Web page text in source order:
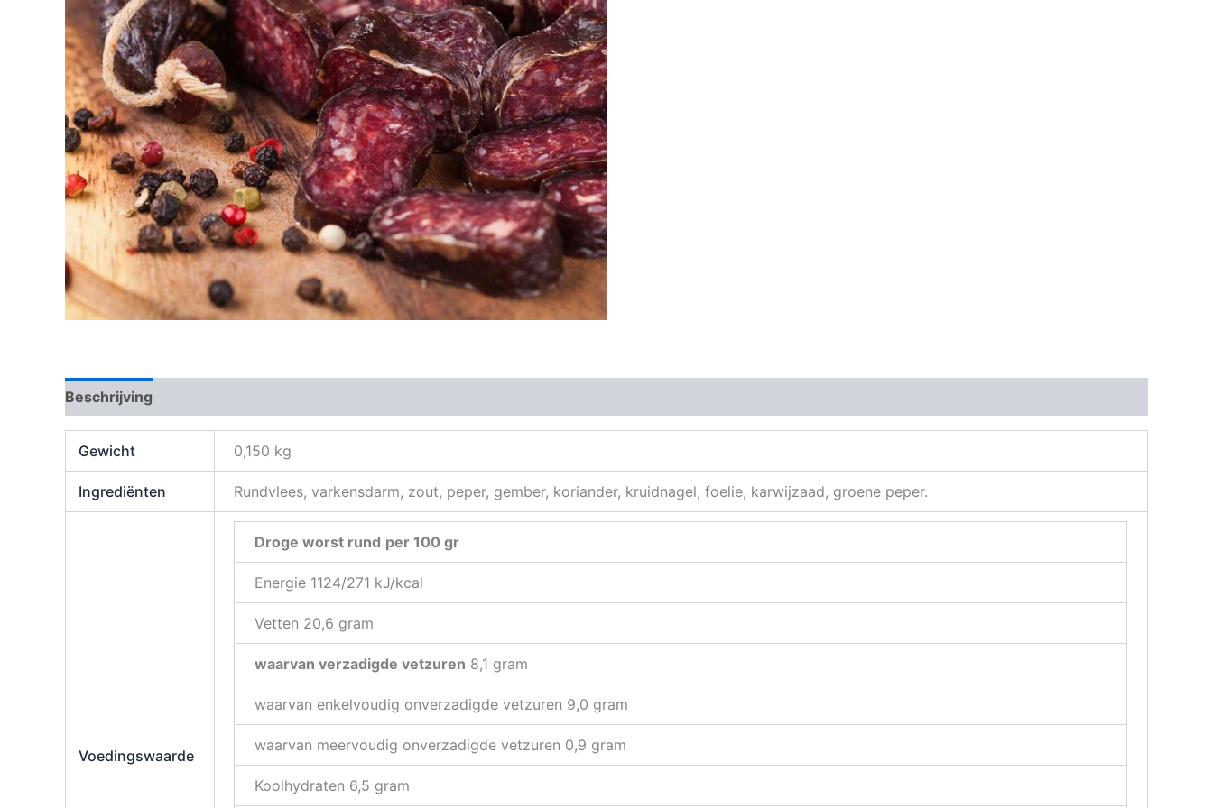
Beschrijving
Gewicht 0,150 kg
Ingrediënten Rundvlees, varkensdarm, zout, peper, gember, koriander, kruidnagel, foelie, karwijzaad, groene peper.
Voedingswaarde
Droge worst rund per 100 gr
Energie 1124/271 kJ/kcal
Vetten 20,6 gram
waarvan verzadigde vetzuren 8,1 gram
waarvan enkelvoudig onverzadigde vetzuren 9,0 gram
waarvan meervoudig onverzadigde vetzuren 0,9 gram
Koolhydraten 6,5 gram